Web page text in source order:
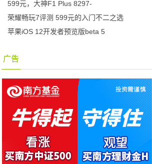
599元，大神F1 Plus 8297-
荣耀畅玩7评测 599元的入门不二之选
苹果iOS 12开发者预览版beta 5
广告